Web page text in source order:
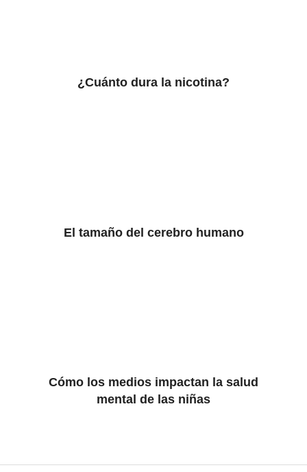
¿Cuánto dura la nicotina?
El tamaño del cerebro humano
Cómo los medios impactan la salud
mental de las niñas